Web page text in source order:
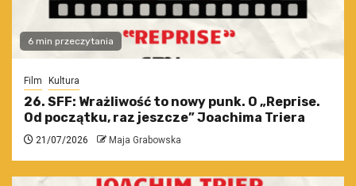
6 min przeczytania
Film Kultura
26. SFF: Wrażliwość to nowy punk. O „Reprise.
Od początku, raz jeszcze” Joachima Triera
21/07/2026 Maja Grabowska